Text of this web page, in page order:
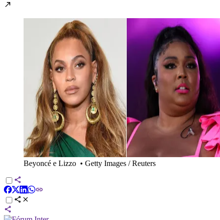
Beyoncé e Lizzo • Getty Images / Reuters